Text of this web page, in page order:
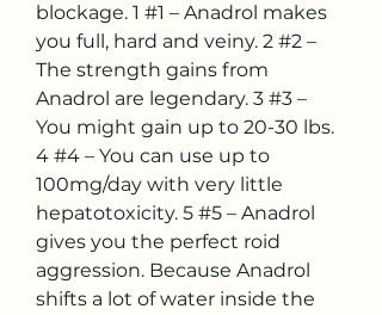
blockage. 1 #1 – Anadrol makes
you full, hard and veiny. 2 #2 –
The strength gains from
Anadrol are legendary. 3 #3 –
You might gain up to 20-30 lbs.
4 #4 – You can use up to
100mg/day with very little
hepatotoxicity. 5 #5 – Anadrol
gives you the perfect roid
aggression. Because Anadrol
shifts a lot of water inside the